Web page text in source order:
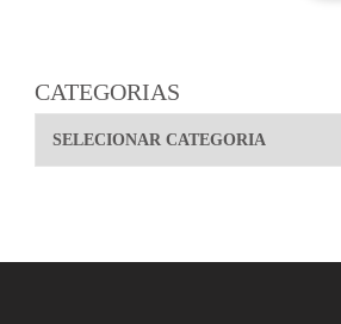
CATEGORIAS